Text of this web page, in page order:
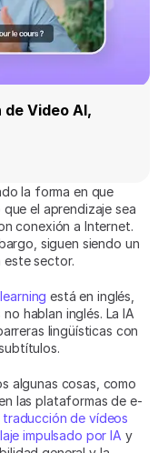
Video AI,
la forma en que
el aprendizaje sea
conexión a Internet.
siguen siendo un
sector.
está en inglés,
hablan inglés. La IA
lingüísticas con
algunas cosas, como
las plataformas de e-
traducción de vídeos
impulsado por IA y